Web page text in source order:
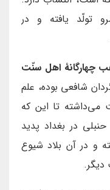
تولّد يافته و در
چهارگانۀ اهل سنّت
شافعى بوده، علم
مى‌داشته تا اين كه
در بغداد پديد
و در آن بلاد شيوع
ديگر.